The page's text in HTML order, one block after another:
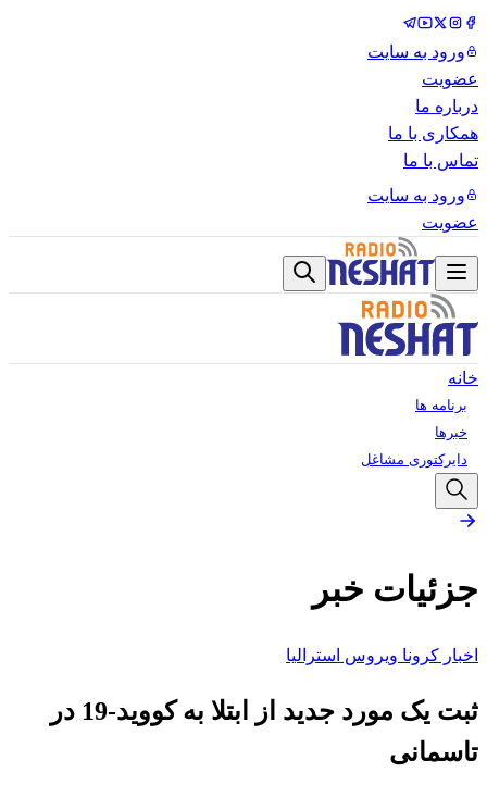
ورود به سایت
عضویت
درباره ما
همکاری با ما
تماس با ما
ورود به سایت
عضویت
خانه
برنامه ها
خبرها
دایرکتوری مشاغل
جزئیات خبر
اخبار کرونا ویروس استرالیا
ثبت یک مورد جدید از ابتلا به کووید-19 در
تاسمانی